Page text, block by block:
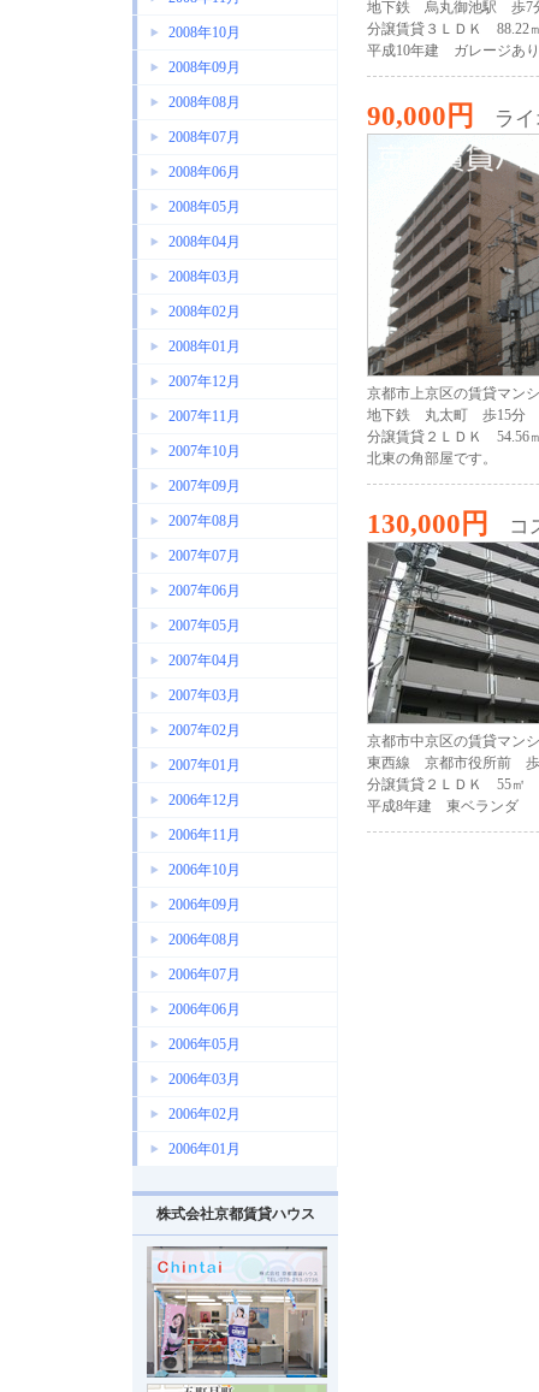
地下鉄 烏丸御池駅 歩7
分譲賃貸３ＬＤＫ 88.22
平成10年建 ガレージあり
90,000円 ラ
京都市上京区の賃貸マン
地下鉄 丸太町 歩15分
分譲賃貸２ＬＤＫ 54.56
北東の角部屋です。
130,000円 コ
京都市中京区の賃貸マン
東西線 京都市役所前
分譲賃貸２ＬＤＫ 55㎡
平成8年建 東ベランダ
2008年10月
2008年09月
2008年08月
2008年07月
2008年06月
2008年05月
2008年04月
2008年03月
2008年02月
2008年01月
2007年12月
2007年11月
2007年10月
2007年09月
2007年08月
2007年07月
2007年06月
2007年05月
2007年04月
2007年03月
2007年02月
2007年01月
2006年12月
2006年11月
2006年10月
2006年09月
2006年08月
2006年07月
2006年06月
2006年05月
2006年03月
2006年02月
2006年01月
株式会社京都賃貸ハウス